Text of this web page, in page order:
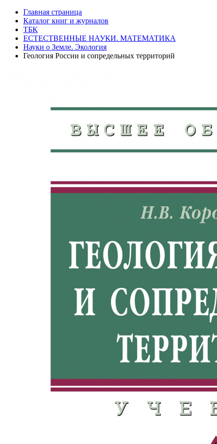
Главная страница
Каталог книг и журналов
ТБК
ЕСТЕСТВЕННЫЕ НАУКИ. МАТЕМАТИКА
Науки о Земле. Экология
Геология России и сопредельных территорий